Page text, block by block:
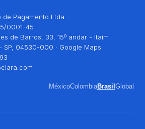
de Pagamento Ltda
0001-45
de Barros, 33, 15º andar - Itaim
SP, 04530-000 · Google Maps
MéxicoColombiaBrasil Global